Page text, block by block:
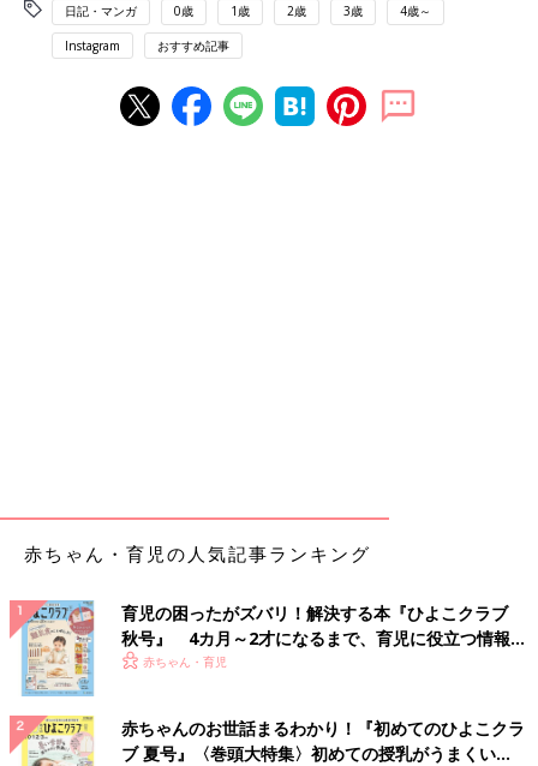
日記・マンガ 0歳 1歳 2歳 3歳 4歳～
Instagram おすすめ記事
赤ちゃん・育児の人気記事ランキング
育児の困ったがズバリ！解決する本『ひよこクラブ
秋号』 4カ月～2才になるまで、育児に役立つ情報が
いっぱい！
赤ちゃん・育児
赤ちゃんのお世話まるわかり！『初めてのひよこクラ
ブ 夏号』〈巻頭大特集〉初めての授乳がうまくい